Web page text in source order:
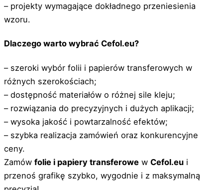
– projekty wymagające dokładnego przeniesienia
wzoru.
Dlaczego warto wybrać Cefol.eu?
– szeroki wybór folii i papierów transferowych w
różnych szerokościach;
– dostępność materiałów o różnej sile kleju;
– rozwiązania do precyzyjnych i dużych aplikacji;
– wysoka jakość i powtarzalność efektów;
– szybka realizacja zamówień oraz konkurencyjne
ceny.
Zamów folie i papiery transferowe w Cefol.eu i
przenoś grafikę szybko, wygodnie i z maksymalną